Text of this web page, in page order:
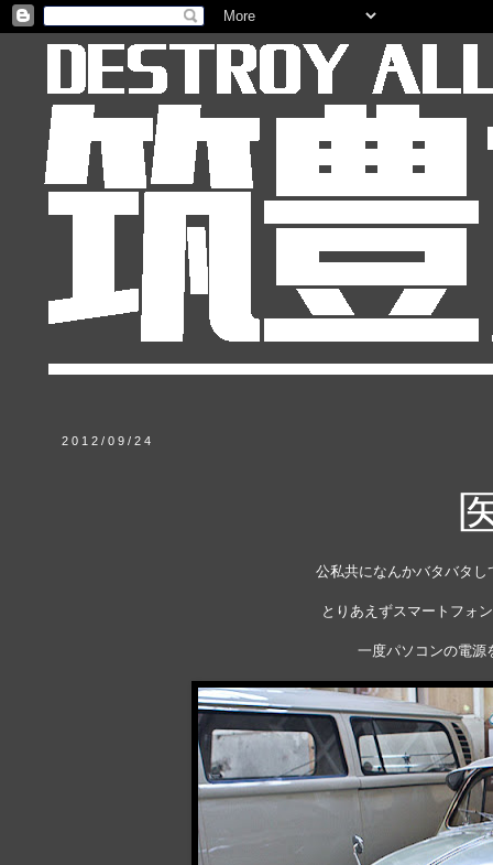
2012/09/24
公私共になんかバタバタ
とりあえずスマートフォ
一度パソコンの電源